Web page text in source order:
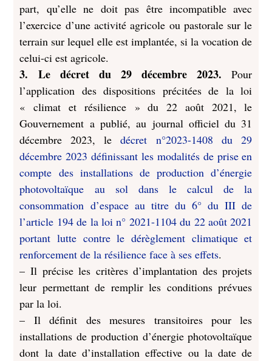
part, qu’elle ne doit pas être incompatible avec
l’exercice d’une activité agricole ou pastorale sur le
terrain sur lequel elle est implantée, si la vocation de
celui-ci est agricole.
3. Le décret du 29 décembre 2023.Pour
l’application des dispositions précitées de la loi
« climat et résilience » du 22 août 2021, le
Gouvernement a publié, au journal officiel du 31
décembre 2023, ledécret n°2023-1408 du 29
décembre 2023 définissant les modalités de prise en
compte des installations de production d’énergie
photovoltaïque au sol dans le calcul de la
consommation d’espace au titre du 6° du III de
l’article 194 de la loi n° 2021-1104 du 22 août 2021
portant lutte contre le dérèglement climatique et
renforcement de la résilience face à ses effets.
– Il précise les critères d’implantation des projets
leur permettant de remplir les conditions prévues
par la loi.
– Il définit des mesures transitoires pour les
installations de production d’énergie photovoltaïque
dont la date d’installation effective ou la date de